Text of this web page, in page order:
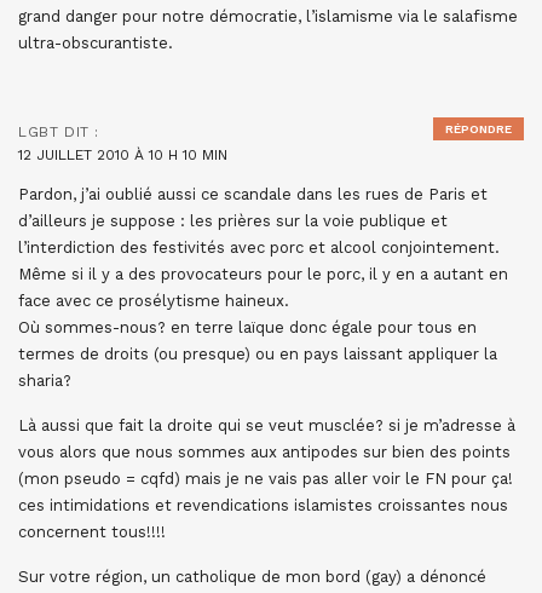
grand danger pour notre démocratie, l’islamisme via le salafisme
ultra-obscurantiste.
LGBT DIT :
12 JUILLET 2010 À 10 H 10 MIN
Pardon, j’ai oublié aussi ce scandale dans les rues de Paris et
d’ailleurs je suppose : les prières sur la voie publique et
l’interdiction des festivités avec porc et alcool conjointement.
Même si il y a des provocateurs pour le porc, il y en a autant en
face avec ce prosélytisme haineux.
Où sommes-nous? en terre laïque donc égale pour tous en
termes de droits (ou presque) ou en pays laissant appliquer la
sharia?
Là aussi que fait la droite qui se veut musclée? si je m’adresse à
vous alors que nous sommes aux antipodes sur bien des points
(mon pseudo = cqfd) mais je ne vais pas aller voir le FN pour ça!
ces intimidations et revendications islamistes croissantes nous
concernent tous!!!!
Sur votre région, un catholique de mon bord (gay) a dénoncé
RÉPONDRE